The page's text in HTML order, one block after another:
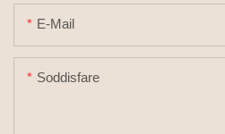
E-Mail
Soddisfare